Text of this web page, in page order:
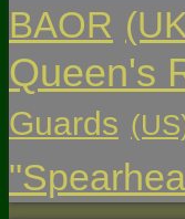
BAOR
Queen's
Guards